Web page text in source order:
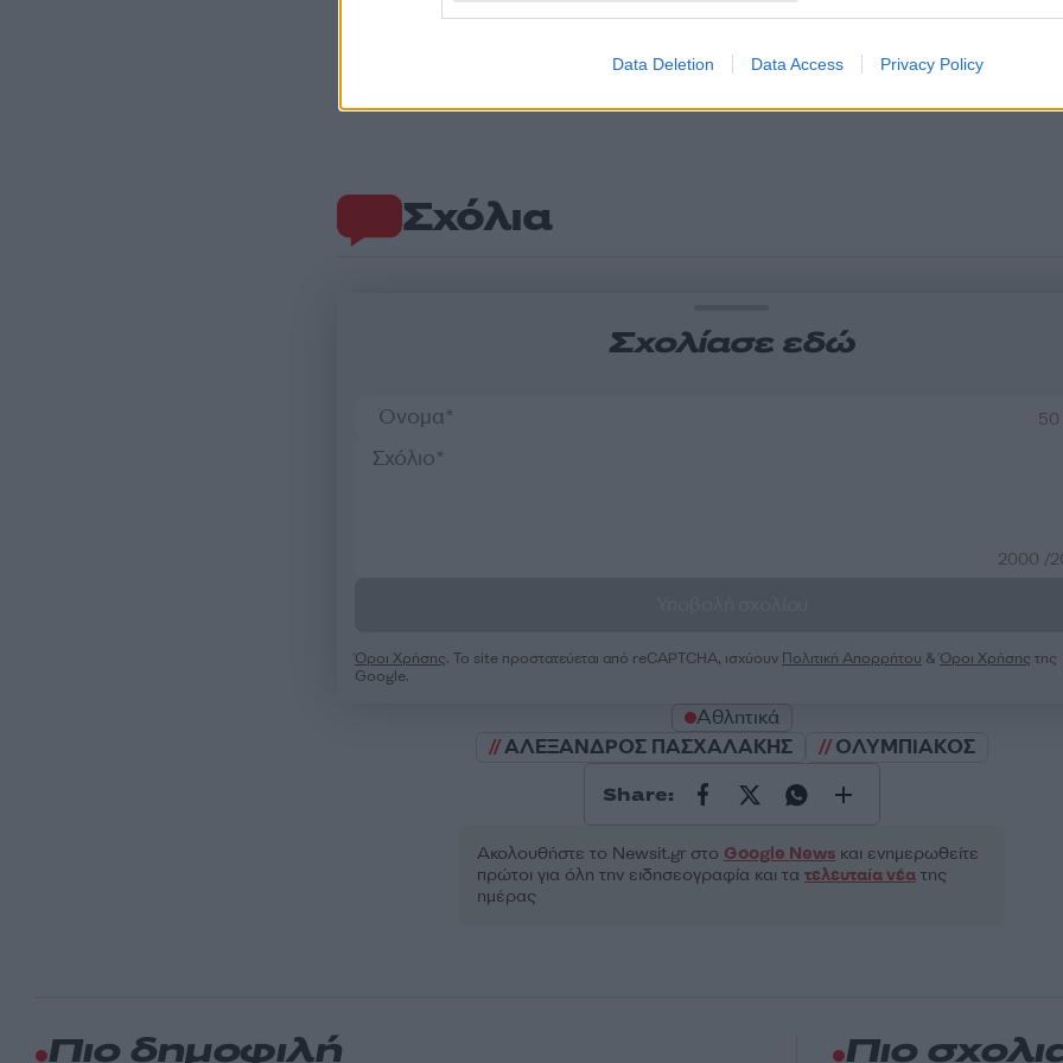
Data Deletion Data Access Privacy Policy
Σχόλια
Σχολίασε εδώ
2000 /
Όροι Χρήσης. Το site προστατεύεται από reCAPTCHA, ισχύουν Πολιτική Απορρήτου &Όροι Χρήσης της
Google.
Αθλητικά
ΑΛΕΞΑΝΔΡΟΣ ΠΑΣΧΑΛΑΚΗΣ
ΟΛΥΜΠΙΑΚΟΣ
Share:
Ακολουθήστε το Νewsit.gr στο Google Newsκαι ενημερωθείτε
πρώτοι για όλη την ειδησεογραφία και τα τελευταία νέατης
ημέρας
Πιο δημοφιλή Πιο